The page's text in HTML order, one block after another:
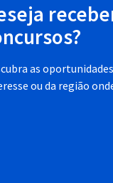
as
ou da região